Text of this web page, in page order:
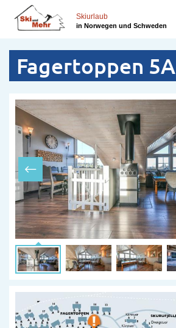
zum
Inhalt
Skiurlaub
in Norwegen und Schweden
Fagertoppen 5A